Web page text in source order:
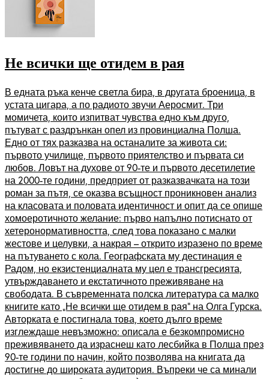
Не всички ще отидем в рая
В едната ръка кенче светла бира, в другата броеница, в
устата цигара, а по радиото звучи Аеросмит. Три
момичета, които изпитват чувства едно към друго,
пътуват с раздрънкан опел из провинциална Полша.
Едно от тях разказва на останалите за живота си:
първото училище, първото приятелство и първата си
любов. Ловът на духове от 90-те и първото десетилетие
на 2000-те години, предприет от разказвачката на този
роман за пътя, се оказва всъщност проникновен анализ
на класовата и половата идентичност и опит да се опише
хомоеротичното желание: първо напълно потиснато от
хетеронормативността, след това показано с малки
жестове и целувки, а накрая – открито изразено по време
на пътуването с кола. Географската му дестинация е
Радом, но екзистенциалната му цел е трансгресията,
утвърждаването и екстатичното преживяване на
свободата. В съвременната полска литература са малко
книгите като „Не всички ще отидем в рая“ на Олга Гурска.
Авторката е постигнала това, което дълго време
изглеждаше невъзможно: описала е безкомпромисно
преживяването да израснеш като лесбийка в Полша през
90-те години по начин, който позволява на книгата да
достигне до широката аудитория. Въпреки че са минали